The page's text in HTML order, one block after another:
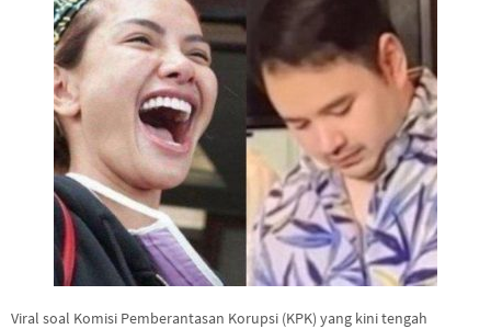
Viral soal Komisi Pemberantasan Korupsi (KPK) yang kini tengah